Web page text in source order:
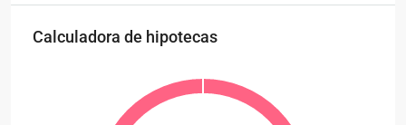
Calculadora de hipotecas